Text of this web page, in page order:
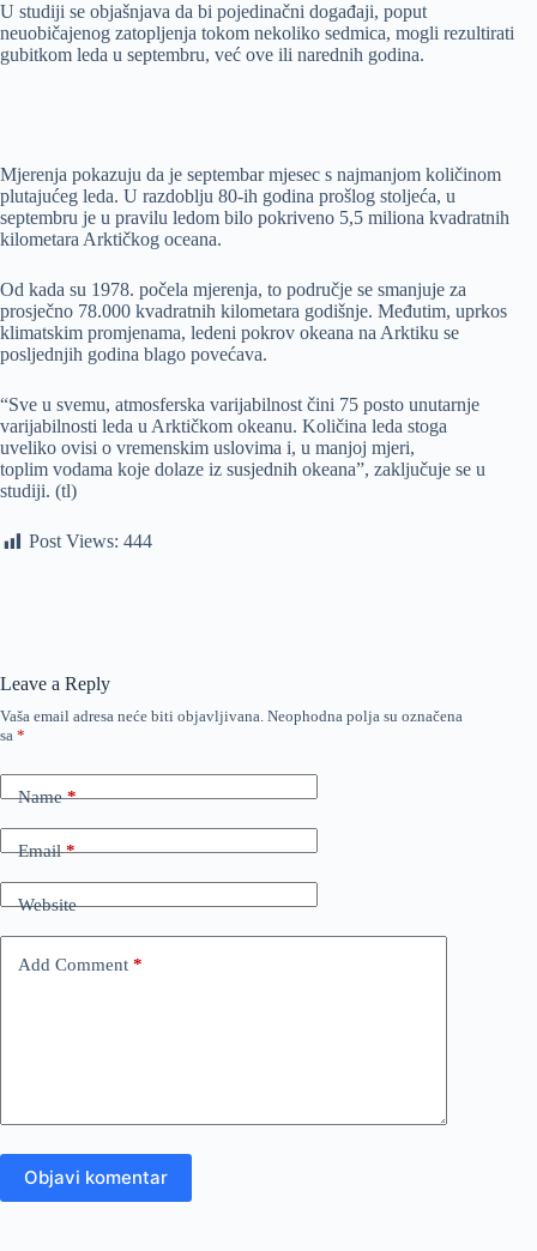
U studiji se objašnjava da bi pojedinačni događaji, poput
neuobičajenog zatopljenja tokom nekoliko sedmica, mogli rezultirati
gubitkom leda u septembru, već ove ili narednih godina.
Mjerenja pokazuju da je septembar mjesec s najmanjom količinom
plutajućeg leda. U razdoblju 80-ih godina prošlog stoljeća, u
septembru je u pravilu ledom bilo pokriveno 5,5 miliona kvadratnih
kilometara Arktičkog oceana.
Od kada su 1978. počela mjerenja, to područje se smanjuje za
prosječno 78.000 kvadratnih kilometara godišnje. Međutim, uprkos
klimatskim promjenama, ledeni pokrov okeana na Arktiku se
posljednjih godina blago povećava.
“Sve u svemu, atmosferska varijabilnost čini 75 posto unutarnje
varijabilnosti leda u Arktičkom okeanu. Količina leda stoga
uveliko ovisi o vremenskim uslovima i, u manjoj mjeri,
toplim vodama koje dolaze iz susjednih okeana”, zaključuje se u
studiji. (tl)
Post Views: 444
Leave a Reply
Vaša email adresa neće biti objavljivana. Neophodna polja su označena
sa *
Name*
Email*
Website
Add Comment *
Objavi komentar